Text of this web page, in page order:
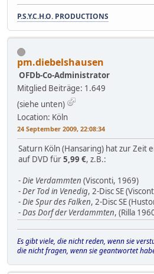
P.S.Y.C.H.O. PRODUCTIONS
pm.diebelshausen
OFDb-Co-Administrator
Mitglied Beiträge: 1.649
(siehe unten)
Location: Köln
24 September 2009, 22:08:34
Saturn Köln (Hansaring) hat zur Zeit
auf DVD für5,99 €, z.B.:
-Die Verdammten (Visconti, 1969)
-Der Tod in Venedig, 2-Disc SE
-Die Spur des Falken, 2-Disc SE
-Das Dorf der Verdammten, (Rilla
Es gibt viele, die nicht reden, wenn sie
die nicht fragen, wenn sie geantwortet